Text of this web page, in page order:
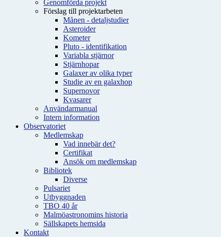
Genomförda projekt
Förslag till projektarbeten
Månen - detaljstudier
Asteroider
Kometer
Pluto - identifikation
Variabla stjärnor
Stjärnhopar
Galaxer av olika typer
Studie av en galaxhop
Supernovor
Kvasarer
Användarmanual
Intern information
Observatoriet
Medlemskap
Vad innebär det?
Certifikat
Ansök om medlemskap
Bibliotek
Diverse
Pulsariet
Utbyggnaden
TBO 40 år
Malmöastronomins historia
Sällskapets hemsida
Kontakt